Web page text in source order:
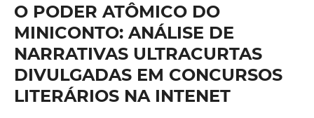
O PODER ATÔMICO DO
MINICONTO: ANÁLISE DE
NARRATIVAS ULTRACURTAS
DIVULGADAS EM CONCURSOS
LITERÁRIOS NA INTENET